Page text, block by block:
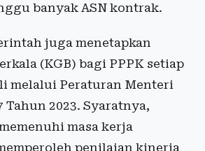
banyak ASN kontrak.
juga menetapkan
(KGB) bagi PPPK setiap
melalui Peraturan Menteri
Tahun 2023. Syaratnya,
masa kerja
penilaian kinerja